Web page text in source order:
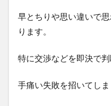
早とちりや思い違いで
ります。
特に交渉などを即決で
手痛い失敗を招いてしま